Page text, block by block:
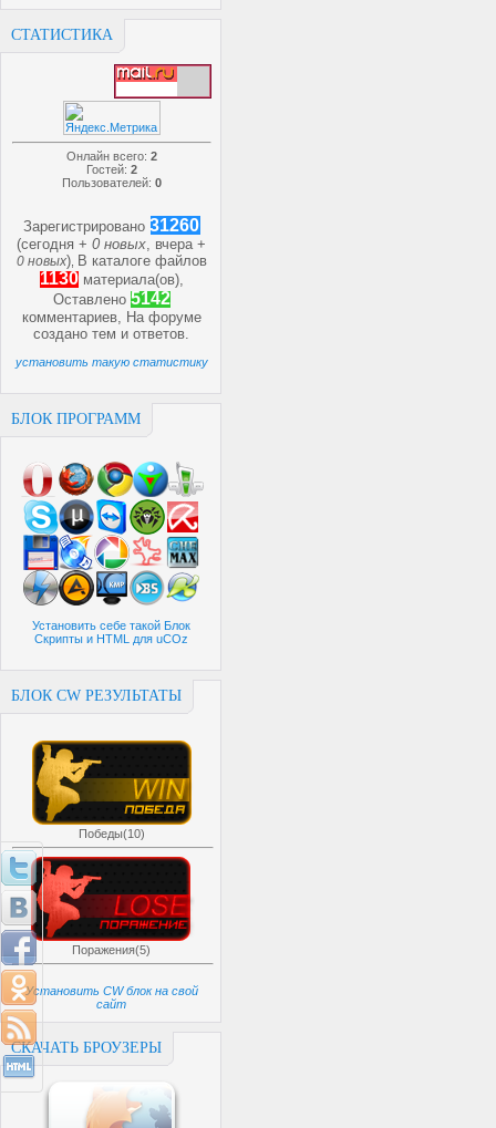
СТАТИСТИКА
Онлайн всего: 2
Гостей: 2
Пользователей: 0
Зарегистрировано 31260
(сегодня +0 новых, вчера +
0 новых) В каталоге файлов
1130 материала(ов),
Оставлено 5142
комментариев, На форуме
созданотем иответов.
установить такую статистику
БЛОК ПРОГРАММ
Установить себе такой Блок
Скрипты и HTML для uCOz
БЛОК CW РЕЗУЛЬТАТЫ
Победы(10)
Поражения(5)
Установить CW блок на свой
сайт
СКАЧАТЬ БРОУЗЕРЫ